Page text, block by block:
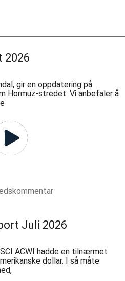
2026
gir en oppdatering på
Hormuz-stredet. Vi anbefaler å
Juli 2026
ACWI hadde en tilnærmet
dollar. I så måte